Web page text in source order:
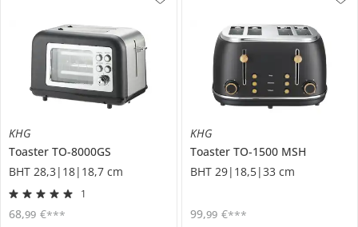
KHG
Toaster TO-8000GS
BHT 28,3|18|18,7 cm
1
68,99 €***
KHG
Toaster TO-1500 MSH
BHT 29|18,5|33 cm
99,99 €***